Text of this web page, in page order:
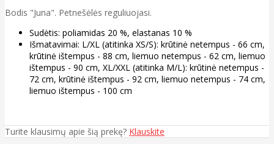
Bodis "Juna". Petnešėlės reguliuojasi.
Sudėtis: poliamidas 20 %, elastanas 10 %
Išmatavimai: L/XL (atitinka XS/S): krūtinė netempus - 66 cm,
krūtinė ištempus - 88 cm, liemuo netempus - 62 cm, liemuo
ištempus - 90 cm, XL/XXL (atitinka M/L): krūtinė netempus -
72 cm, krūtinė ištempus - 92 cm, liemuo netempus - 74 cm,
liemuo ištempus - 100 cm
Turite klausimų apie šią prekę? Klauskite